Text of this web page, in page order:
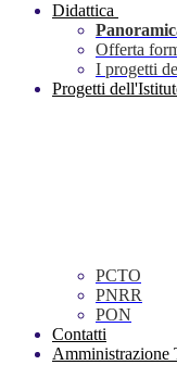
Didattica
Offerta
I progetti
Progetti
PCTO
PNRR
PON
Contatti
Amministrazione